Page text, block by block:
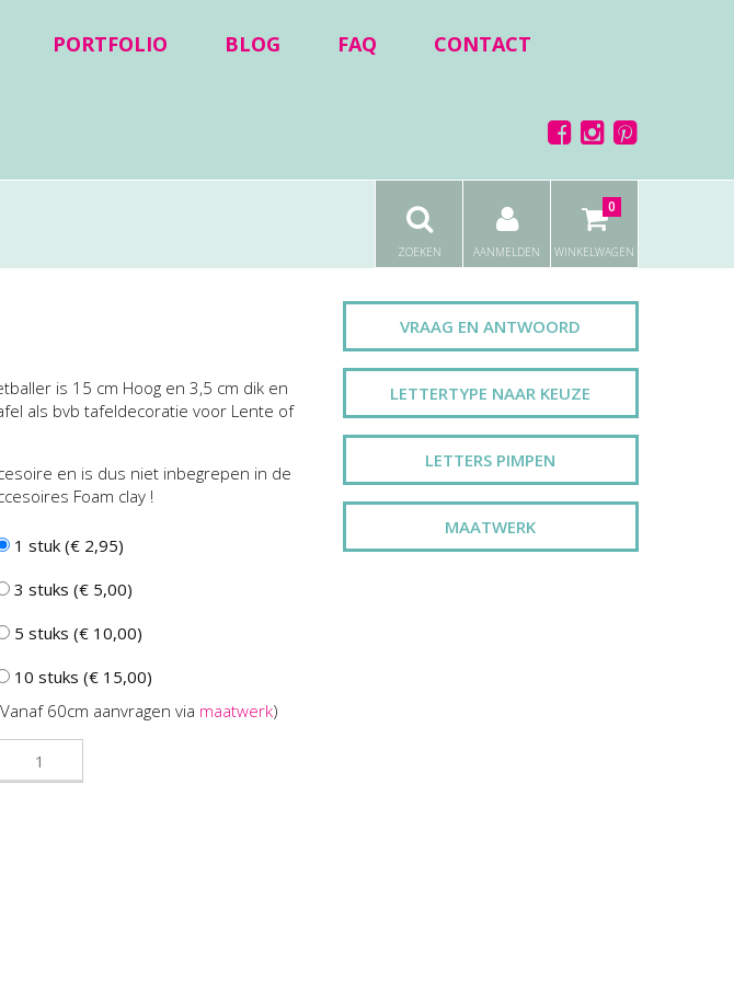
PORTFOLIO BLOG FAQ CONTACT
ZOEKEN AANMELDEN WINKELWAGEN
0
is 15 cm Hoog en 3,5 cm dik en
als bvb tafeldecoratie voor Lente of
en is dus niet inbegrepen in de
Foam clay !
1 stuk (€ 2,95)
3 stuks (€ 5,00)
5 stuks (€ 10,00)
10 stuks (€ 15,00)
60cm aanvragen via maatwerk)
VRAAG EN ANTWOORD
LETTERTYPE NAAR KEUZE
LETTERS PIMPEN
MAATWERK